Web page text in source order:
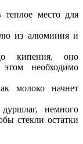
теплое место для
из алюминия и
кипения, оно
необходимо
молоко начнет
немного
стекли остатки